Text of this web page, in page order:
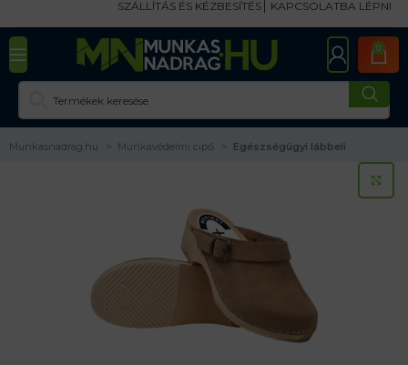
SZÁLLÍTÁS ÉS KÉZBESÍTÉS KAPCSOLATBA LÉPNI
0
Munkasnadrag.hu Munkavédelmi cipő Egészségügyi lábbeli